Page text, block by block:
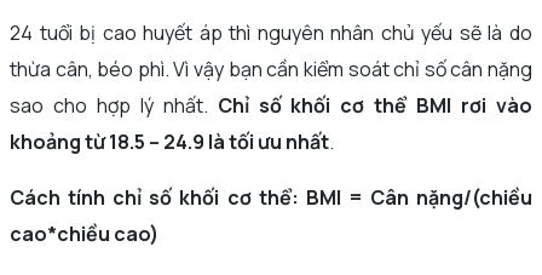
24 tuổi bị cao huyết áp thì nguyên nhân chủ yếu sẽ là do
thừa cân, béo phì. Vì vậy bạn cần kiểm soát chỉ số cân nặng
sao cho hợp lý nhất. Chỉ số khối cơ thể BMI rơi vào
khoảng từ 18.5 – 24.9 là tối ưu nhất.
Cách tính chỉ số khối cơ thể: BMI = Cân nặng/(chiều
cao*chiều cao)